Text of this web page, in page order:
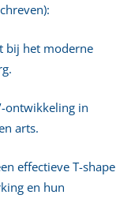
bij het moderne
ontwikkeling in
arts.
effectieve T-shape
en hun